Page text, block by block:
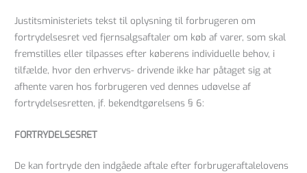
Justitsministeriets tekst til oplysning til forbrugeren om
fortrydelsesret ved fjernsalgsaftaler om køb af varer, som skal
fremstilles eller tilpasses efter køberens individuelle behov, i
tilfælde, hvor den erhvervs- drivende ikke har påtaget sig at
afhente varen hos forbrugeren ved dennes udøvelse af
fortrydelsesretten, jf. bekendtgørelsens § 6:
FORTRYDELSESRET
De kan fortryde den indgåede aftale efter forbrugeraftalelovens